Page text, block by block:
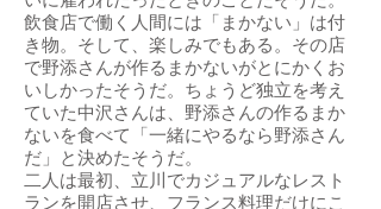
飲食店で働く人間には「まかない」は付
き物。そして、楽しみでもある。その店
で野添さんが作るまかないがとにかくお
いしかったそうだ。ちょうど独立を考え
ていた中沢さんは、野添さんの作るまか
ないを食べて「一緒にやるなら野添さん
だ」と決めたそうだ。
二人は最初、立川でカジュアルなレスト
ランを開店させ、フランス料理だけにこ